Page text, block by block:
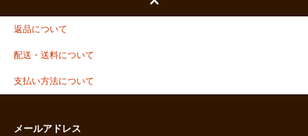
返品について
配送・送料について
支払い方法について
メールアドレス